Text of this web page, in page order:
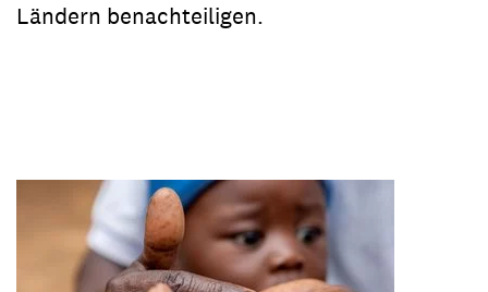
Ländern benachteiligen.